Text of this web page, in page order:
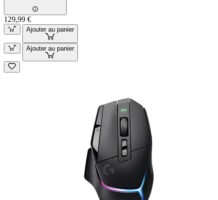
129,99 €
Ajouter au panier
Ajouter au panier